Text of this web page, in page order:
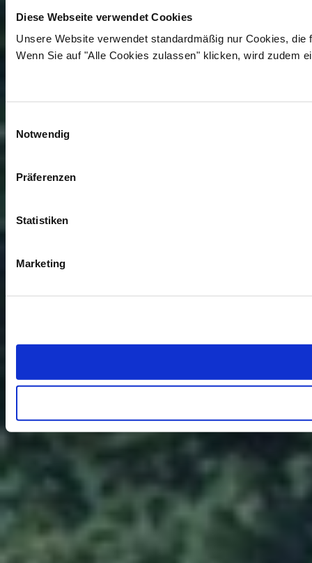
Diese Webseite verwendet Cookies
Unsere Website verwendet standardmäßig nur Cookies,
Wenn Sie auf "Alle Cookies zulassen" klicken, wird zudem
Notwendig
Präferenzen
Statistiken
Marketing